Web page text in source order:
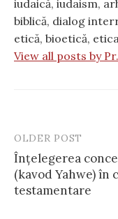
iudaică, iudaism,
biblică, dialog
etică, bioetică,
View all posts by
Post
navigation
OLDER POST
Înțelegerea
(kavod Yahwe)
testamentare